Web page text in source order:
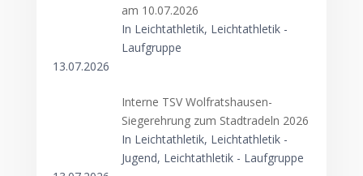
am 10.07.2026
In Leichtathletik, Leichtathletik -
Laufgruppe
13.07.2026
Interne TSV Wolfratshausen-
Siegerehrung zum Stadtradeln 2026
In Leichtathletik, Leichtathletik -
Jugend, Leichtathletik - Laufgruppe